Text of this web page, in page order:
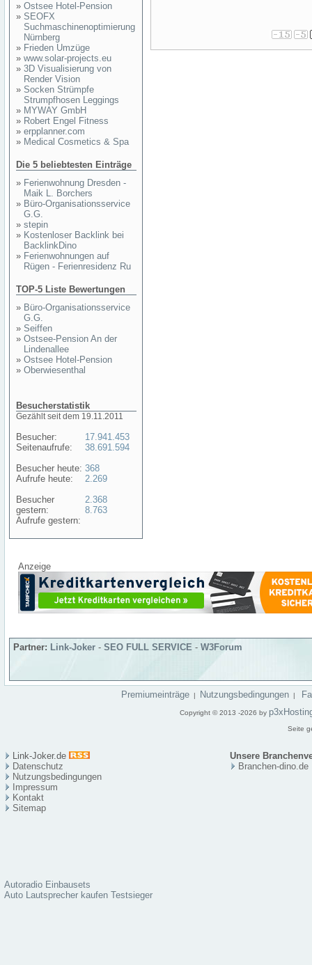
» Ostsee Hotel-Pension
» SEOFX
Suchmaschinenoptimierung
Nürnberg
» Frieden Umzüge
» www.solar-projects.eu
» 3D Visualisierung von
Render Vision
» Socken Strümpfe
Strumpfhosen Leggings
» MYWAY GmbH
» Robert Engel Fitness
» erpplanner.com
» Medical Cosmetics & Spa
Die 5 beliebtesten Einträge
» Ferienwohnung Dresden -
Maik L. Borchers
» Büro-Organisationsservice
G.G.
» stepin
» Kostenloser Backlink bei
BacklinkDino
» Ferienwohnungen auf
Rügen - Ferienresidenz Ru
TOP-5 Liste Bewertungen
» Büro-Organisationsservice
G.G.
» Seiffen
» Ostsee-Pension An der
Lindenallee
» Ostsee Hotel-Pension
» Oberwiesenthal
Besucherstatistik
Gezählt seit dem 19.11.2011
Besucher:
Seitenaufrufe:
Besucher heute:
Aufrufe heute:
Besucher
gestern:
Aufrufe gestern:
17.941.453
38.691.594
368
2.269
2.368
8.763
Anzeige
Partner: Link-Joker - SEO FULL SERVICE - W3Forum
Premiumeinträge | Nutzungsbedingungen |
Copyright © 2013 -2026 by
Seite
Link-Joker.de
Unsere
Datenschutz
Nutzungsbedingungen
Impressum
Kontakt
Sitemap
Branchen-dino.de
Autoradio Einbausets
Auto Lautsprecher kaufen Testsieger